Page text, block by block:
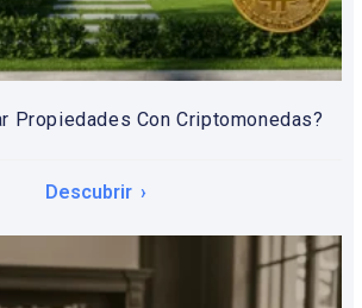
Propiedades Con Criptomonedas?
Descubrir